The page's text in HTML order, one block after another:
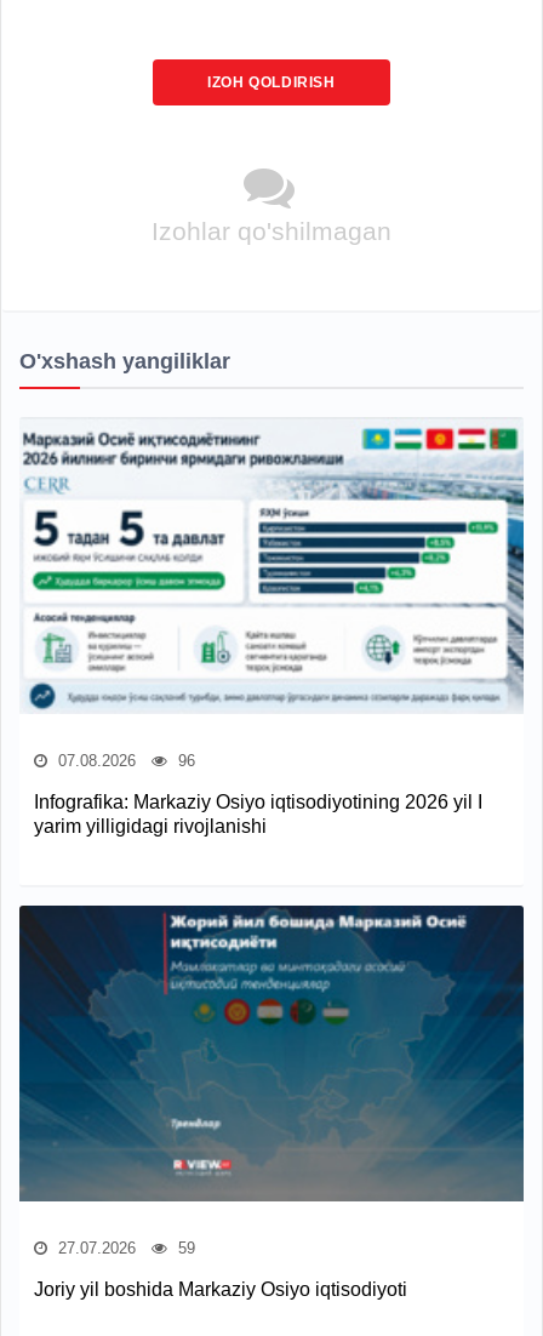
IZOH QOLDIRISH
Izohlar qo'shilmagan
O'xshash yangiliklar
07.08.2026 96
Infografika: Markaziy Osiyo iqtisodiyotining 2026 yil I
yarim yilligidagi rivojlanishi
27.07.2026 59
Joriy yil boshida Markaziy Osiyo iqtisodiyoti